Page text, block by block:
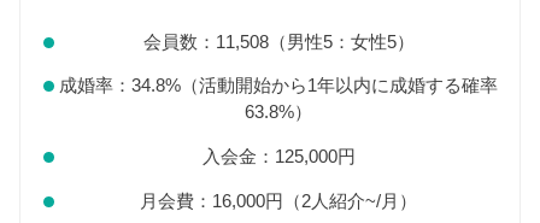
会員数：11,508（男性5：女性5）
成婚率：34.8%（活動開始から1年以内に成婚する確率
63.8%）
入会金：125,000円
月会費：16,000円（2人紹介~/月）